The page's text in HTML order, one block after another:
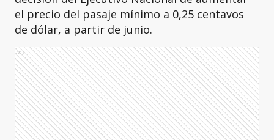
el precio del pasaje mínimo a 0,25 centavos
de dólar, a partir de junio.
Ads